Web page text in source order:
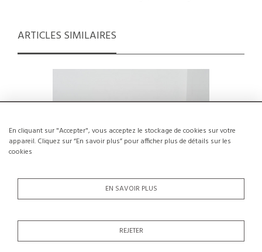
En cliquant sur "Accepter", vous acceptez le stockage de cookies sur votre
appareil. Cliquez sur “En savoir plus” pour afficher plus de détails sur les
cookies
EN SAVOIR PLUS
REJETER
ARTICLES SIMILAIRES
Chaise par Paul Geoffroy pour Airborne,